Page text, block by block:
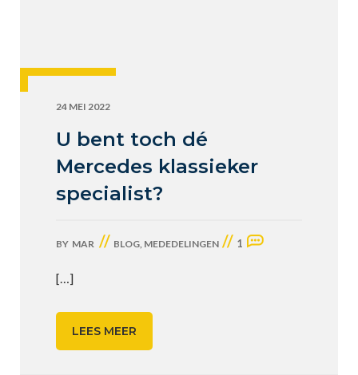
24 MEI 2022
U bent toch dé
Mercedes klassieker
specialist?
BY MAR // BLOG, MEDEDELINGEN // 1
[…]
LEES MEER